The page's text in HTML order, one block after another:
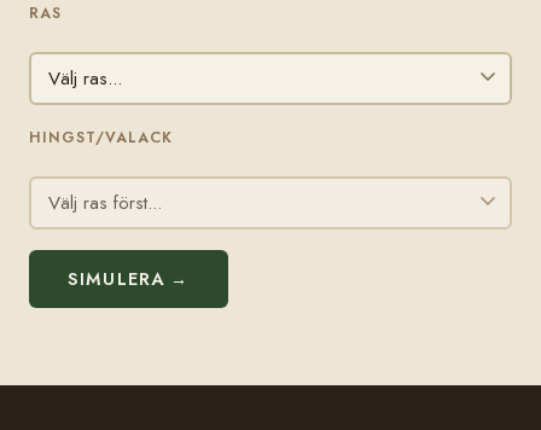
RAS
HINGST/VALACK
SIMULERA →